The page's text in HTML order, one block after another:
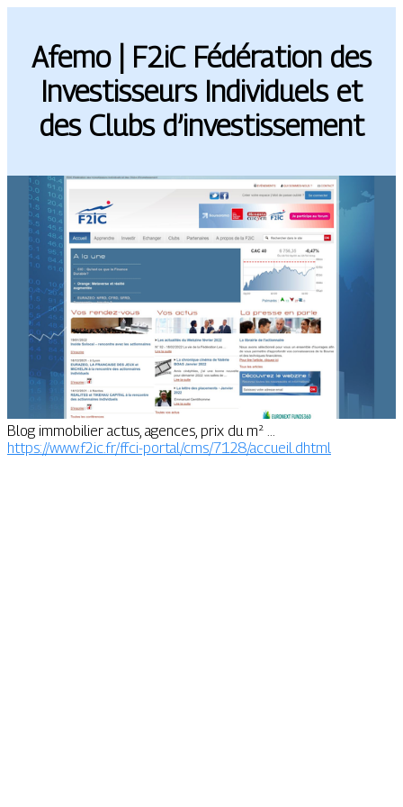
Afemo | F2iC Fédération des
In­vestis­seurs Individuels et
des Clubs d’in­vestis­se­ment
Blog immobilier actus, agences, prix du m² ...
https://www.f2ic.fr/ffci-portal/cms/7128/accueil.dhtml